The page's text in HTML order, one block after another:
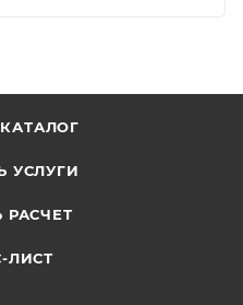
УСЛУГИ
РАСЧЕТ
ЛИСТ